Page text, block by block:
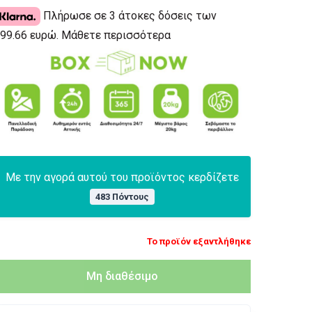
Πλήρωσε σε 3 άτοκες δόσεις των
ευρώ. Μάθετε περισσότερα
Με την αγορά αυτού του προϊόντος κερδίζετε
483 Πόντους
Το προϊόν εξαντλήθηκε
Μη διαθέσιμο